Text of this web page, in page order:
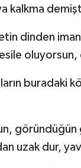
kalkma
dinden
oluyorsun,
buradaki
göründüğün
uzak dur,